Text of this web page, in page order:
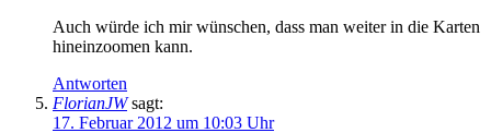
Auch würde ich mir wünschen, dass man weiter in die Karten
hineinzoomen kann.
Antworten
FlorianJW sagt:
17. Februar 2012 um 10:03 Uhr